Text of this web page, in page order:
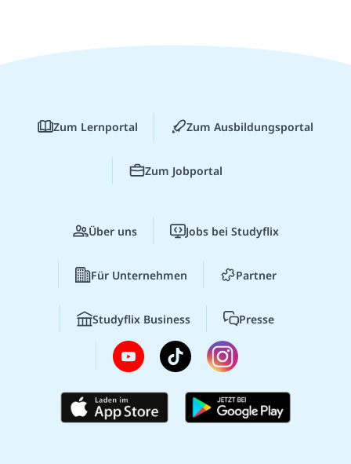
Zum Lernportal Zum Ausbildungsportal
Zum Jobportal
Über uns Jobs bei Studyflix
Für Unternehmen Partner
Studyflix Business Presse